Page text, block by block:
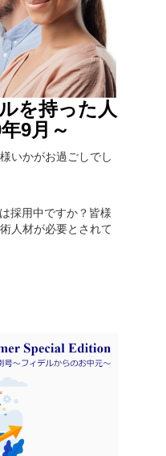
を持った人
9月～
いかがお過ごしでし
採用中ですか？皆様
人材が必要とされて